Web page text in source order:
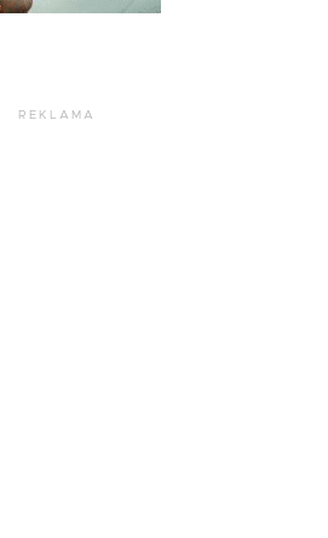
REKLAMA